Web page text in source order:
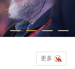
更多